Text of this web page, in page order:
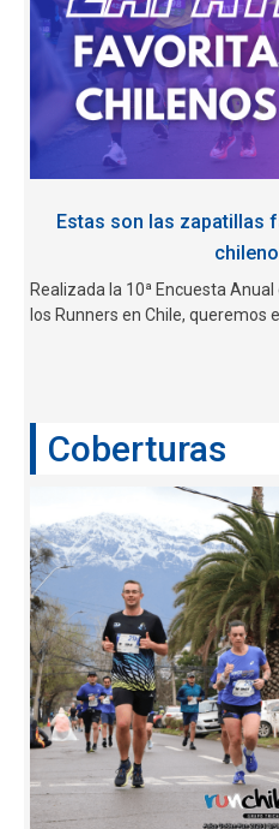
Estas son las zapatillas
Realizada la 10ª Encuesta
los Runners en Chile, queremos
Coberturas